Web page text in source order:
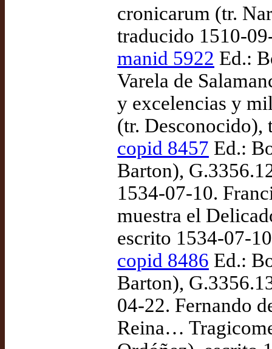
cronicarum (tr.
traducido 1510-
manid 5922 Ed.:
Varela de
y excelencias y
(tr. Desconocido),
copid 8457 Ed.:
Barton),
1534-07-10.
muestra el
escrito 1534-07-
copid 8486 Ed.:
Barton),
04-22. Fernando
Reina…